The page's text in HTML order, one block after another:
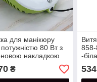
для манікюру
80 Вт з
накладкою
₴
858-
-
534